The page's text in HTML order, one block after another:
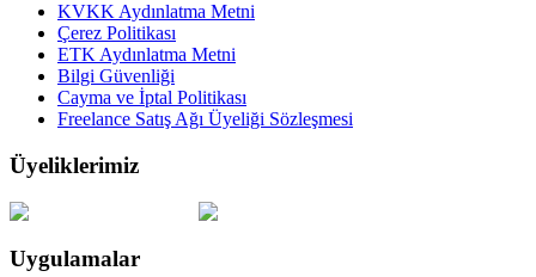
KVKK Aydınlatma Metni
Çerez Politikası
ETK Aydınlatma Metni
Bilgi Güvenliği
Cayma ve İptal Politikası
Freelance Satış Ağı Üyeliği Sözleşmesi
Üyeliklerimiz
Uygulamalar